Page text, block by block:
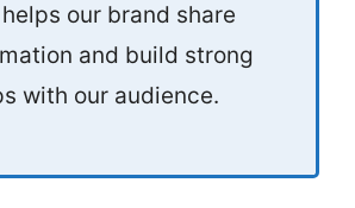
our brand share
and build strong
with our audience.